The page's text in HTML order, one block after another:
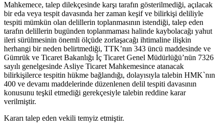
Mahkemece, talep dilekçesinde karşı tarafın gösterilmediği, açılacak
bir eda veya tespit davasında her zaman keşif ve bilirkişi deliliyle
tespiti mümkün olan delillerin toplanmasının istendiği, talep eden
tarafın delillerin bugünden toplanmaması halinde kaybolacağı yahut
ileri sürülmesinin önemli ölçüde zorlaşacağı ihtimaline ilişkin
herhangi bir neden belirtmediği, TTK’nın 343 üncü maddesinde ve
Gümrük ve Ticaret Bakanlığı İç Ticaret Genel Müdürlüğü’nün 7326
sayılı genelgesinde Asliye Ticaret Mahkemesince atanacak
bilirkişilerce tespitin hükme bağlandığı, dolayısıyla talebin HMK`nın
400 ve devamı maddelerinde düzenlenen delil tespiti davasının
konusunu teşkil etmediği gerekçesiyle talebin reddine karar
verilmiştir.
Kararı talep eden vekili temyiz etmiştir.